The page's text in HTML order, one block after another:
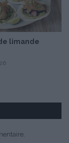
limande